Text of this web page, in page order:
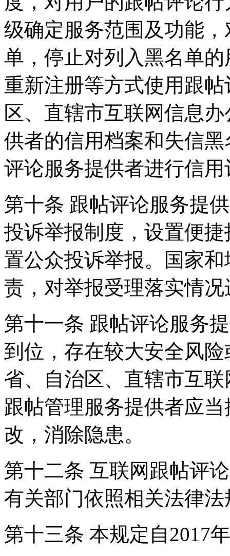
级确定服务范围及功能
单，停止对列入黑名单
重新注册等方式使用跟
区、直辖市互联网信息
供者的信用档案和失信
评论服务提供者进行信用
第十条 跟帖评论服务提
投诉举报制度，设置便
置公众投诉举报。国家
责，对举报受理落实情
第十一条 跟帖评论服务
到位，存在较大安全风
省、自治区、直辖市互
跟帖管理服务提供者应
改，消除隐患。
第十二条 互联网跟帖评
有关部门依照相关法律
第十三条 本规定自2017